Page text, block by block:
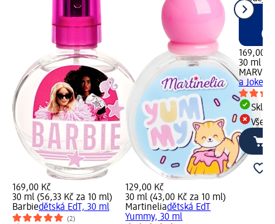
169,00 Kč
30 ml (56,33 Kč za 10 ml)
Barbiedětská EdT, 30 ml
(2)
129,00 Kč
30 ml (43,00 Kč za 10 ml)
Martineliadětská EdT
Yummy, 30 ml
169,00
30 ml
MARVEL
a Joker,